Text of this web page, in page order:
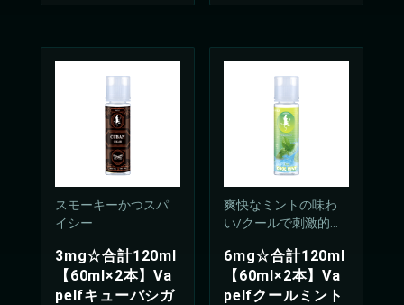
スモーキーかつスパ
イシー
3mg☆合計120ml
【60ml×2本】Va
pelfキューバシガ
爽快なミントの味わ
い/クールで刺激的な
G%)
6mg☆合計120ml
【60ml×2本】Va
pelfクールミント